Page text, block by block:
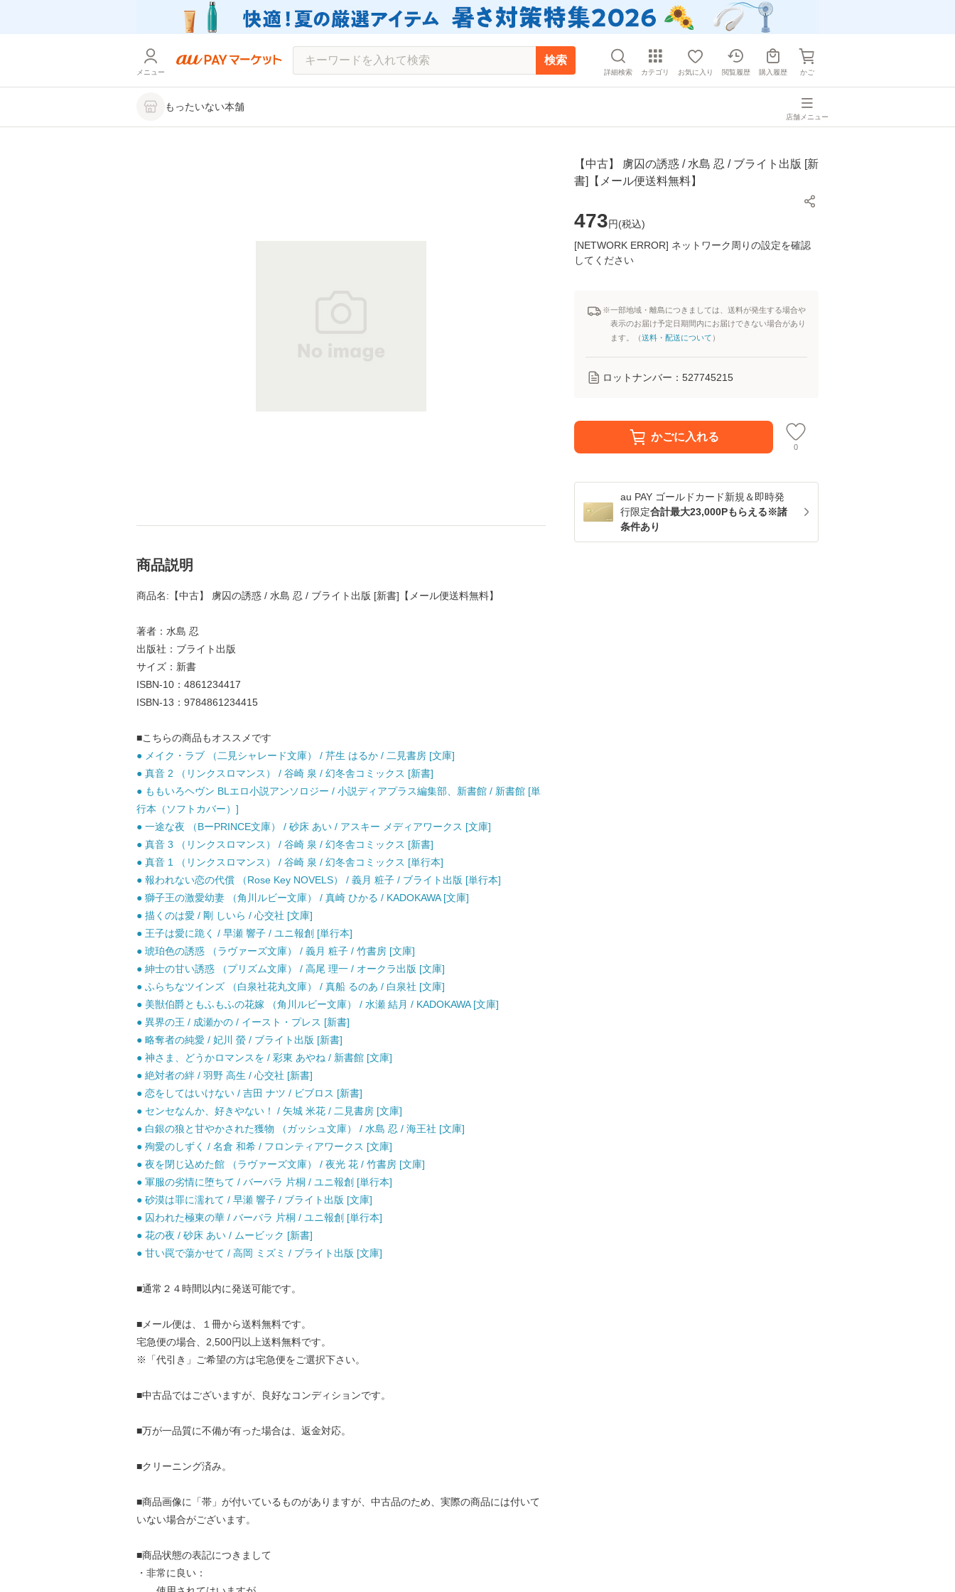
メニュー
検索
詳細検索 カテゴリ お気に入り 閲覧履歴 購入履歴 かご
もったいない本舗
店舗メニュー
【中古】 虜囚の誘惑 / 水島 忍 / ブライト出版 [新
書]【メール便送料無料】
473円(税込)
[NETWORK ERROR] ネットワーク周りの設定を確認
してください
※一部地域・離島につきましては、送料が発生する場合や
表示のお届け予定日期間内にお届けできない場合があり
ます。（送料・配送について ）
ロットナンバー： 527745215
かごに入れる
0
au PAY ゴールドカード新規＆即時発
行限定合計最大23,000Pもらえる※諸
条件あり
商品説明
商品名:【中古】 虜囚の誘惑 / 水島 忍 / ブライト出版 [新書]【メール便送料無料】
著者：水島 忍
出版社：ブライト出版
サイズ：新書
ISBN-10：4861234417
ISBN-13：9784861234415
■こちらの商品もオススメです
● メイク・ラブ （二見シャレード文庫） / 芹生 はるか / 二見書房 [文庫]
● 真音 2 （リンクスロマンス） / 谷崎 泉 / 幻冬舎コミックス [新書]
● ももいろヘヴン BLエロ小説アンソロジー / 小説ディアプラス編集部、新書館 / 新書館 [単
行本（ソフトカバー）]
● 一途な夜 （BーPRINCE文庫） / 砂床 あい / アスキー メディアワークス [文庫]
● 真音 3 （リンクスロマンス） / 谷崎 泉 / 幻冬舎コミックス [新書]
● 真音 1 （リンクスロマンス） / 谷崎 泉 / 幻冬舎コミックス [単行本]
● 報われない恋の代償 （Rose Key NOVELS） / 義月 粧子 / ブライト出版 [単行本]
● 獅子王の激愛幼妻 （角川ルビー文庫） / 真崎 ひかる / KADOKAWA [文庫]
● 描くのは愛 / 剛 しいら / 心交社 [文庫]
● 王子は愛に跪く / 早瀬 響子 / ユニ報創 [単行本]
● 琥珀色の誘惑 （ラヴァーズ文庫） / 義月 粧子 / 竹書房 [文庫]
● 紳士の甘い誘惑 （プリズム文庫） / 高尾 理一 / オークラ出版 [文庫]
● ふらちなツインズ （白泉社花丸文庫） / 真船 るのあ / 白泉社 [文庫]
● 美獣伯爵ともふもふの花嫁 （角川ルビー文庫） / 水瀬 結月 / KADOKAWA [文庫]
● 異界の王 / 成瀬かの / イースト・プレス [新書]
● 略奪者の純愛 / 妃川 螢 / ブライト出版 [新書]
● 神さま、どうかロマンスを / 彩東 あやね / 新書館 [文庫]
● 絶対者の絆 / 羽野 高生 / 心交社 [新書]
● 恋をしてはいけない / 吉田 ナツ / ビブロス [新書]
● センセなんか、好きやない！ / 矢城 米花 / 二見書房 [文庫]
● 白銀の狼と甘やかされた獲物 （ガッシュ文庫） / 水島 忍 / 海王社 [文庫]
● 殉愛のしずく / 名倉 和希 / フロンティアワークス [文庫]
● 夜を閉じ込めた館 （ラヴァーズ文庫） / 夜光 花 / 竹書房 [文庫]
● 軍服の劣情に堕ちて / バーバラ 片桐 / ユニ報創 [単行本]
● 砂漠は罪に濡れて / 早瀬 響子 / ブライト出版 [文庫]
● 囚われた極東の華 / バーバラ 片桐 / ユニ報創 [単行本]
● 花の夜 / 砂床 あい / ムービック [新書]
● 甘い罠で蕩かせて / 高岡 ミズミ / ブライト出版 [文庫]
■通常２４時間以内に発送可能です。
■メール便は、１冊から送料無料です。
宅急便の場合、2,500円以上送料無料です。
※「代引き」ご希望の方は宅急便をご選択下さい。
■中古品ではございますが、良好なコンディションです。
■万が一品質に不備が有った場合は、返金対応。
■クリーニング済み。
■商品画像に「帯」が付いているものがありますが、中古品のため、実際の商品には付いて
いない場合がございます。
■商品状態の表記につきまして
・非常に良い：